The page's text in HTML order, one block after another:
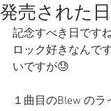
発売された
記念すべき日です
ロック好きなんで
いですが😓
１曲目のBlew のラ